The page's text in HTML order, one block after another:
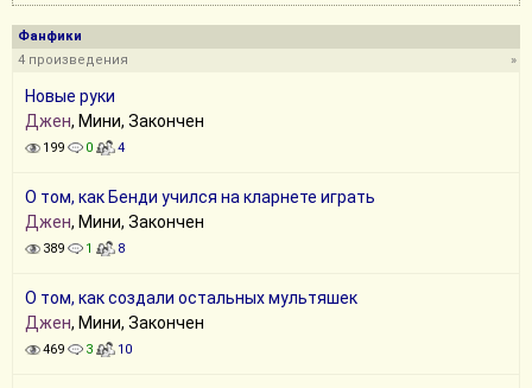
Фанфики
4 произведения
»
Новые руки
Джен, Мини, Закончен
199 0 4
О том, как Бенди учился на кларнете играть
Джен, Мини, Закончен
389 1 8
О том, как создали остальных мультяшек
Джен, Мини, Закончен
469 3 10